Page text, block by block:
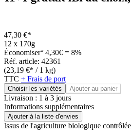
47,30 €*
12 x 170g
Économiser° 4,30€ = 8%
Réf. article: 42361
(23,19 €* / 1 kg)
TTC + Frais de port
Choisir les variétés Ajouter au panier
Livraison : 1 à 3 jours
Informations supplémentaires
Ajouter à la liste d'envies
Issus de l'agriculture biologique contrôlée